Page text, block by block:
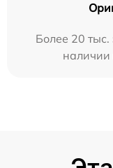
Более 20 тыс.
наличии